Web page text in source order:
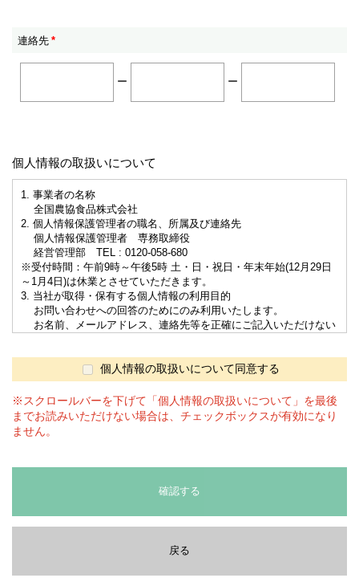
連絡先 *
ー ー
個人情報の取扱いについて
1. 事業者の名称
全国農協食品株式会社
2. 個人情報保護管理者の職名、所属及び連絡先
個人情報保護管理者 専務取締役
経営管理部 TEL : 0120-058-680
※受付時間：午前9時～午後5時 土・日・祝日・年末年始(12月29日
～1月4日)は休業とさせていただきます。
3. 当社が取得・保有する個人情報の利用目的
お問い合わせへの回答のためにのみ利用いたします。
お名前、メールアドレス、連絡先等を正確にご記入いただけない
当サイトでは、第三者に提供することはありません。
5. 個人情報の委託
上記3.の利用目的を達成するため、委託する場合があります。委
託先とは「情報漏洩防止に関する契約書」を交わし、委託する個人
情報の安全管理が図られるよう、委託先に対する必要、かつ、適切
な監督を行ないます。
当社では取得した個人情報について、本人または代理人からの利
用目的の通知、開示、訂正、追加又は削除、利用の停止、消去及び
第三者への提供の停止の求めに応じます。
合せください。
当サイトでは利用者様の識別やサイトの利便性向上のために
個人情報の取扱いについて同意する
※スクロールバーを下げて「個人情報の取扱いについて」を最後
までお読みいただけない場合は、チェックボックスが有効になり
ません。
確認する
戻る